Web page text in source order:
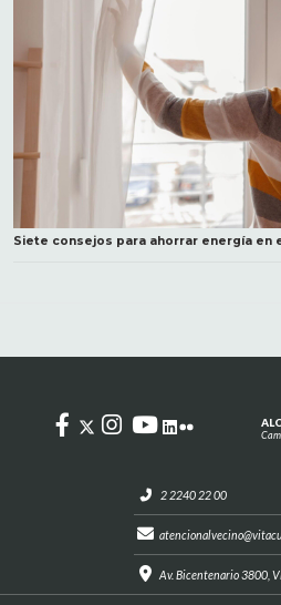
Siete consejos para ahorrar energía en
2 2240 22 00
Av. Bicentenario 3800,